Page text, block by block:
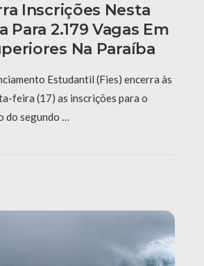
Inscrições Nesta
Para 2.179 Vagas Em
Na Paraíba
Estudantil (Fies) encerra às
feira (17) as inscrições para o
do segundo …